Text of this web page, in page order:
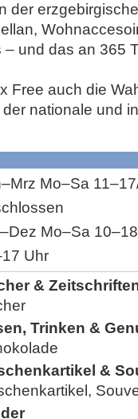
der
und das an 365
Free auch die
nationale und
Mo–Sa
Mo–Sa
Uhr
&
Trinken &
&